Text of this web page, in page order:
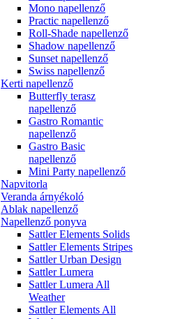
Mono napellenző
Practic napellenző
Roll-Shade napellenző
Shadow napellenző
Sunset napellenző
Swiss napellenző
Kerti napellenző
Butterfly terasz
napellenző
Gastro Romantic
napellenző
Gastro Basic
napellenző
Mini Party napellenző
Napvitorla
Veranda árnyékoló
Ablak napellenző
Napellenző ponyva
Sattler Elements Solids
Sattler Elements Stripes
Sattler Urban Design
Sattler Lumera
Sattler Lumera All
Weather
Sattler Elements All